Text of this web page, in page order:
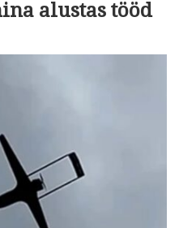
alustas tööd